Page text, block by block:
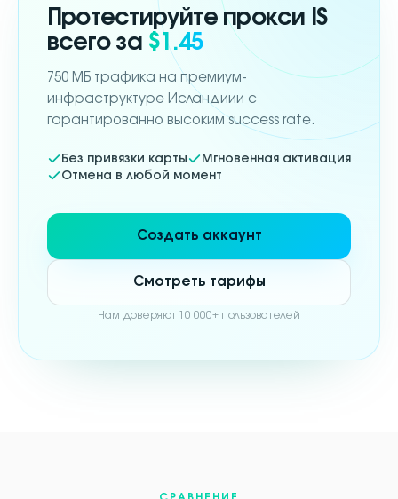
Протестируйте прокси IS
всего за $1.45
750 МБ трафика на премиум-
инфраструктуре Исландиии с
гарантированно высоким success rate.
Без привязки карты
Мгновенная активация
Отмена в любой момент
Создать аккаунт
Смотреть тарифы
Нам доверяют 10 000+ пользователей
СРАВНЕНИЕ